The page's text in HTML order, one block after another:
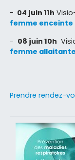
- 04 juin 11h
femme enceinte
- 08 juin 10h
femme
Prendre rendez-